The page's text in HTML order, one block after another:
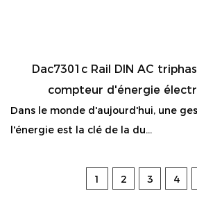
Dac7301c Rail DIN AC
compteur d'énergie
Dans le monde d'aujourd'hui, une
l'énergie est la clé de la du...
1 2 3 4